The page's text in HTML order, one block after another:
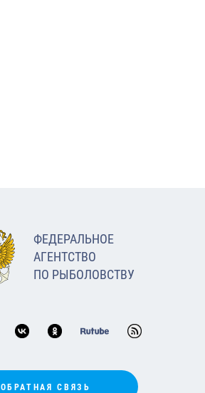
ФЕДЕРАЛЬНОЕ
АГЕНТСТВО
ПО РЫБОЛОВСТВУ
ОБРАТНАЯ СВЯЗЬ